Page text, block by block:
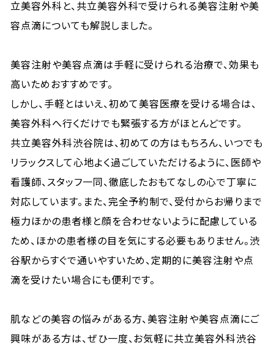
立美容外科と、共立美容外科で受けられる美容注射や美
容点滴についても解説しました。
美容注射や美容点滴は手軽に受けられる治療で、効果も
高いためおすすめです。
しかし、手軽とはいえ、初めて美容医療を受ける場合は、
美容外科へ行くだけでも緊張する方がほとんどです。
共立美容外科渋谷院は、初めての方はもちろん、いつでも
リラックスして心地よく過ごしていただけるように、医師や
看護師、スタッフ一同、徹底したおもてなしの心で丁寧に
対応しています。また、完全予約制で、受付からお帰りまで
極力ほかの患者様と顔を合わせないように配慮している
ため、ほかの患者様の目を気にする必要もありません。渋
谷駅からすぐで通いやすいため、定期的に美容注射や点
滴を受けたい場合にも便利です。
肌などの美容の悩みがある方、美容注射や美容点滴にご
興味がある方は、ぜひ一度、お気軽に共立美容外科渋谷